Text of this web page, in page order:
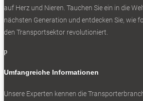
auf Herz und Nieren. Tauchen Sie ein in die
nächsten Generation und entdecken Sie, wie
den Transportsektor revolutioniert.
p
Umfangreiche Informationen
Unsere Experten kennen die